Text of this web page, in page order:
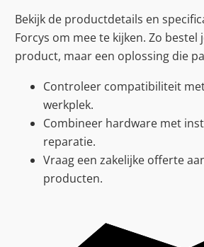
Bekijk de productdetails en
Forcys om mee te kijken. Zo bestel
product, maar een oplossing die
Controleer compatibiliteit
werkplek.
Combineer hardware met
reparatie.
Vraag een zakelijke offerte
producten.